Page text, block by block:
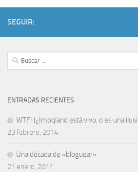
SEGUIR:
Buscar:
ENTRADAS RECIENTES
WTF! (¿Imoqland está vivo, o es una
23 febrero, 2014
Una década de «bloguear»
21 enero, 2011